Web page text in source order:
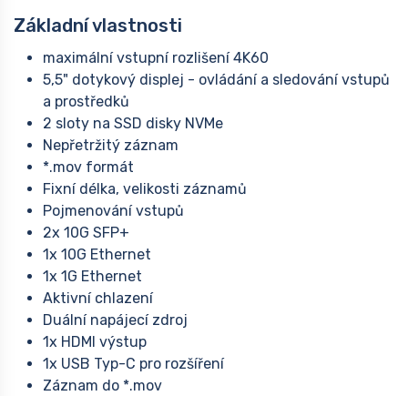
Základní vlastnosti
maximální vstupní rozlišení 4K60
5,5" dotykový displej - ovládání a sledování vstupů
a prostředků
2 sloty na SSD disky NVMe
Nepřetržitý záznam
*.mov formát
Fixní délka, velikosti záznamů
Pojmenování vstupů
2x 10G SFP+
1x 10G Ethernet
1x 1G Ethernet
Aktivní chlazení
Duální napájecí zdroj
1x HDMI výstup
1x USB Typ-C pro rozšíření
Záznam do *.mov